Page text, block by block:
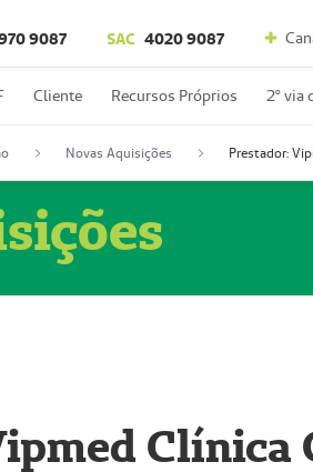
9087 SAC 4020 9087
Cliente Recursos Próprios 2º via
Novas Aquisições
Clínica